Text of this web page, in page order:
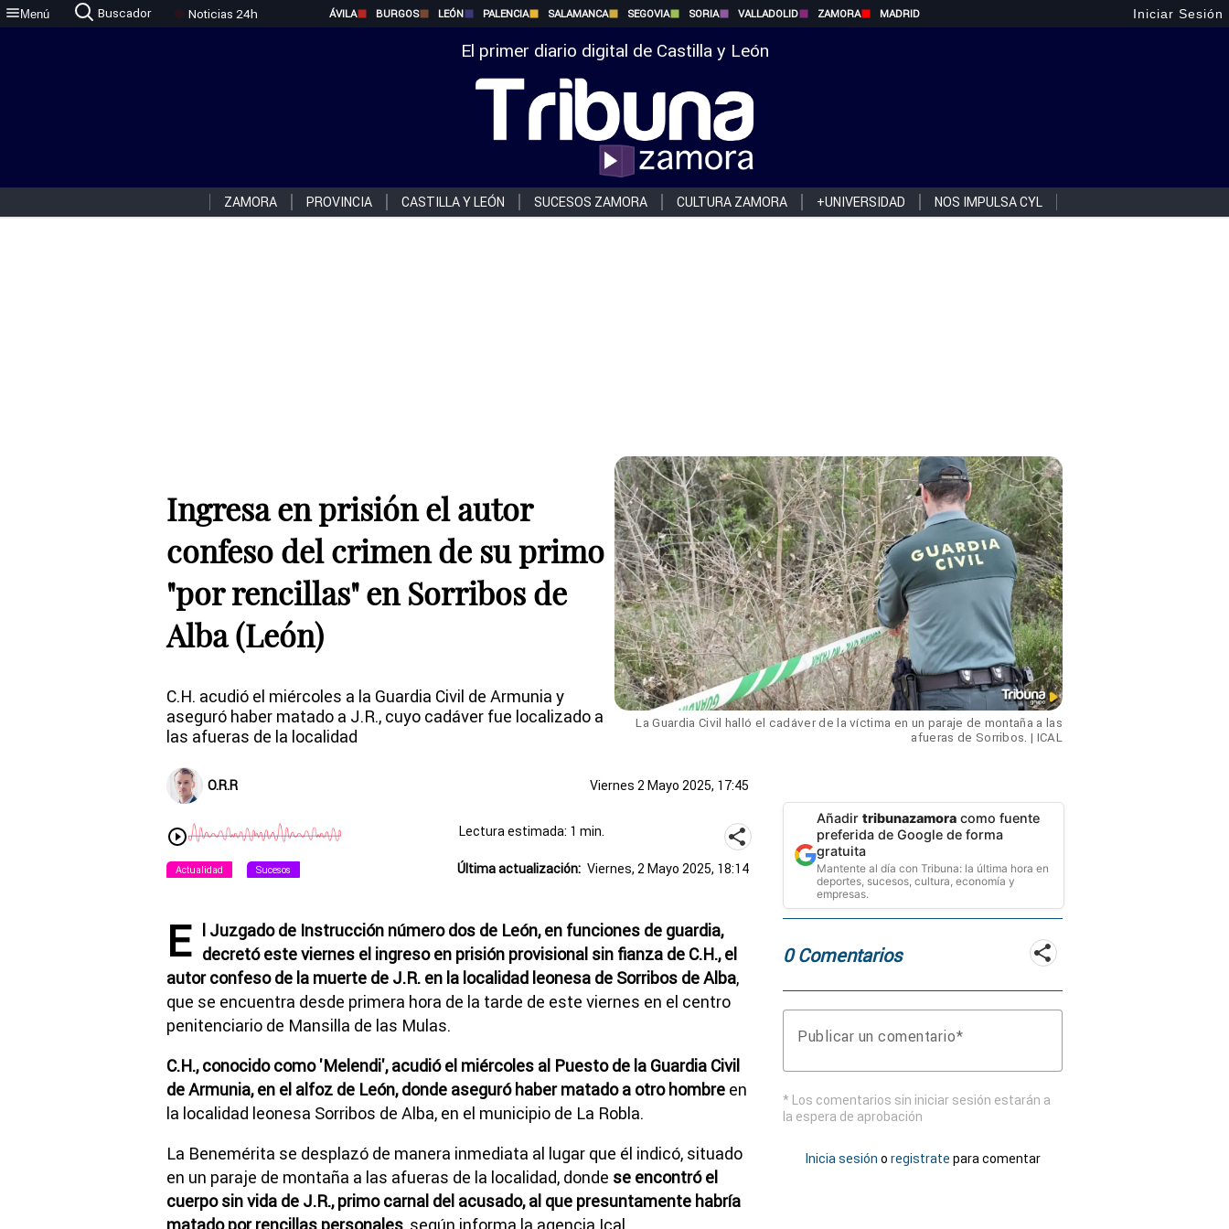
Menú Buscador Noticias 24h ÁVILA BURGOS LEÓN PALENCIA SALAMANCA SEGOVIA SORIA VALLADOLID ZAMORA MADRID Iniciar Sesión
El primer diario digital de Castilla y León
ZAMORA PROVINCIA CASTILLA Y LEÓN SUCESOS ZAMORA CULTURA ZAMORA +UNIVERSIDAD NOS IMPULSA CYL
Ingresa en prisión el autor
confeso del crimen de su primo
"por rencillas" en Sorribos de
Alba (León)
C.H. acudió el miércoles a la Guardia Civil de Armunia y
aseguró haber matado a J.R., cuyo cadáver fue localizado a
las afueras de la localidad
La Guardia Civil halló el cadáver de la víctima en un paraje de montaña a las
afueras de Sorribos. | ICAL
O.R.R Viernes 2 Mayo 2025, 17:45
Lectura estimada: 1 min.
Actualidad Sucesos Última actualización: Viernes, 2 Mayo 2025, 18:14
E l Juzgado de Instrucción número dos de León, en funciones de guardia,
decretó este viernes el ingreso en prisión provisional sin fianza de C.H., el
autor confeso de la muerte de J.R. en la localidad leonesa de Sorribos de Alba,
que se encuentra desde primera hora de la tarde de este viernes en el centro
penitenciario de Mansilla de las Mulas.
C.H., conocido como 'Melendi', acudió el miércoles al Puesto de la Guardia Civil
de Armunia, en el alfoz de León, donde aseguró haber matado a otro hombre en
la localidad leonesa Sorribos de Alba, en el municipio de La Robla.
La Benemérita se desplazó de manera inmediata al lugar que él indicó, situado
en un paraje de montaña a las afueras de la localidad, donde se encontró el
cuerpo sin vida de J.R., primo carnal del acusado, al que presuntamente habría
Añadir tribunazamora como fuente
preferida de Google de forma
gratuita
Mantente al día con Tribuna: la última hora en
deportes, sucesos, cultura, economía y
empresas.
0 Comentarios
Publicar un comentario
* Los comentarios sin iniciar sesión estarán a
la espera de aprobación
Inicia sesión o registrate para comentar